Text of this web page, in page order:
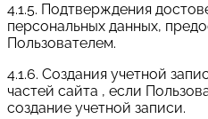
4.1.5. Подтверждения
персональных данных,
Пользователем.
4.1.6. Создания учетной
частей сайта , если
создание учетной записи.